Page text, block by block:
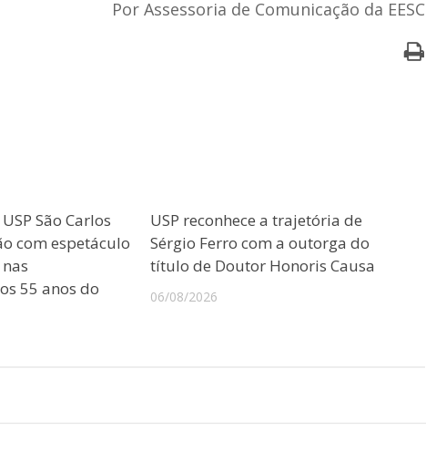
Por Assessoria de Comunicação da EESC
São Carlos
com espetáculo
55 anos do
USP reconhece a trajetória de
Sérgio Ferro com a outorga do
título de Doutor Honoris Causa
06/08/2026